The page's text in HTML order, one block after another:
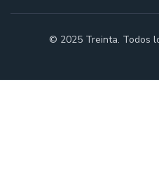
© 2025 Treinta. Todos